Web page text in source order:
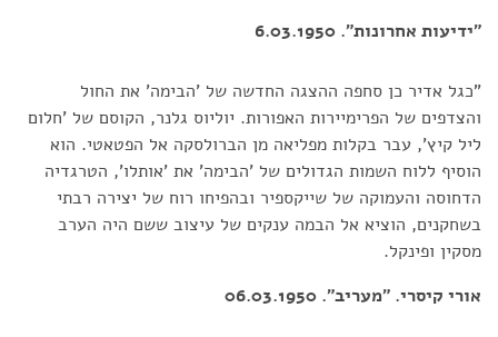
"ידיעות אחרונות". 6.03.1950
"כגל אדיר כן סחפה ההצגה החדשה של 'הבימה' את החול
והצדפים של הפרימיירות האפורות. יוליוס גלנר, הקוסם של 'חלום
ליל קיץ', עבר בקלות מפליאה מן הברולסקה אל הפטאטי. הוא
הוסיף ללוח השמות הגדולים של 'הבימה' את 'אותלו', הטרגדיה
הדחוסה והעמוקה של שייקספיר ובהפיחו רוח של יצירה רבתי
בשחקנים, הוציא אל הבמה ענקים של עיצוב ששם היה הערב
מסקין ופינקל.
אורי קיסרי. "מעריב". 06.03.1950